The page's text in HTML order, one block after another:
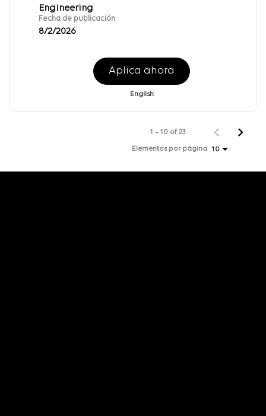
Engineering
Fecha de publicación
8/2/2026
Aplica ahora
English
Elementos por página 10
1 – 10 of 23